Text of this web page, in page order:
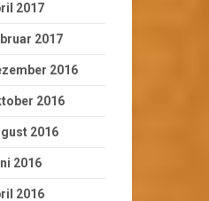
2017
2017
2016
2016
2016
2016
2016